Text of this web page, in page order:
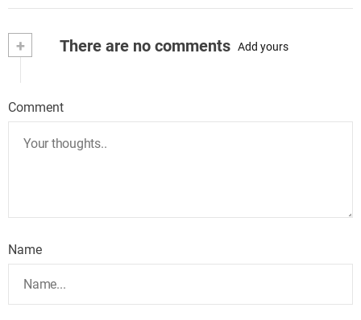
+ There are no comments Add yours
Comment
Name